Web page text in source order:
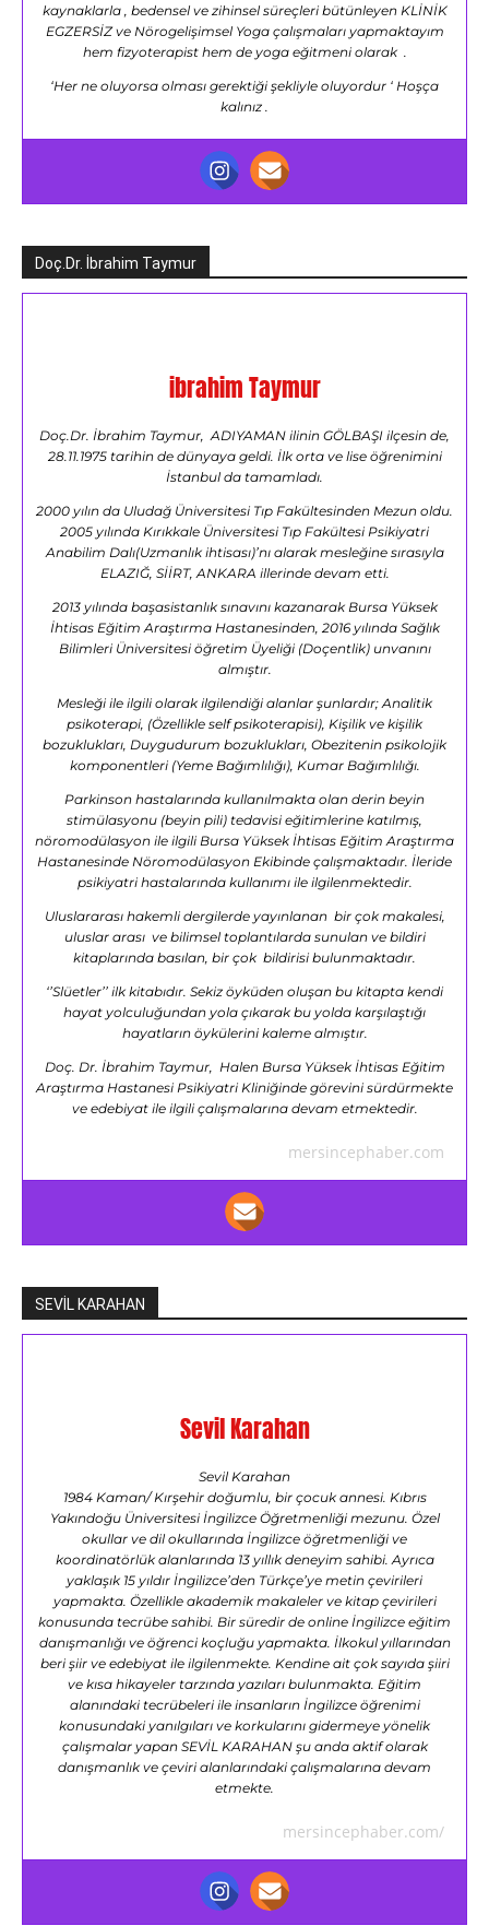
kaynaklarla , bedensel ve zihinsel süreçleri bütünleyen KLİNİK
EGZERSİZ ve Nörogelişimsel Yoga çalışmaları yapmaktayım
hem fizyoterapist hem de yoga eğitmeni olarak .
‘Her ne oluyorsa olması gerektiği şekliyle oluyordur ‘ Hoşça
kalınız .
Doç.Dr. İbrahim Taymur
ibrahim Taymur
Doç.Dr. İbrahim Taymur, ADIYAMAN ilinin GÖLBAŞI ilçesin de,
28.11.1975 tarihin de dünyaya geldi. İlk orta ve lise öğrenimini
İstanbul da tamamladı.
2000 yılın da Uludağ Üniversitesi Tıp Fakültesinden Mezun oldu.
2005 yılında Kırıkkale Üniversitesi Tıp Fakültesi Psikiyatri
Anabilim Dalı(Uzmanlık ihtisası)’nı alarak mesleğine sırasıyla
ELAZIĞ, SİİRT, ANKARA illerinde devam etti.
2013 yılında başasistanlık sınavını kazanarak Bursa Yüksek
İhtisas Eğitim Araştırma Hastanesinden, 2016 yılında Sağlık
Bilimleri Üniversitesi öğretim Üyeliği (Doçentlik) unvanını
almıştır.
Mesleği ile ilgili olarak ilgilendiği alanlar şunlardır; Analitik
psikoterapi, (Özellikle self psikoterapisi), Kişilik ve kişilik
bozuklukları, Duygudurum bozuklukları, Obezitenin psikolojik
komponentleri (Yeme Bağımlılığı), Kumar Bağımlılığı.
Parkinson hastalarında kullanılmakta olan derin beyin
stimülasyonu (beyin pili) tedavisi eğitimlerine katılmış,
nöromodülasyon ile ilgili Bursa Yüksek İhtisas Eğitim Araştırma
Hastanesinde Nöromodülasyon Ekibinde çalışmaktadır. İleride
psikiyatri hastalarında kullanımı ile ilgilenmektedir.
Uluslararası hakemli dergilerde yayınlanan bir çok makalesi,
uluslar arası ve bilimsel toplantılarda sunulan ve bildiri
kitaplarında basılan, bir çok bildirisi bulunmaktadır.
‘’Slüetler’’ ilk kitabıdır. Sekiz öyküden oluşan bu kitapta kendi
hayat yolculuğundan yola çıkarak bu yolda karşılaştığı
hayatların öykülerini kaleme almıştır.
Doç. Dr. İbrahim Taymur, Halen Bursa Yüksek İhtisas Eğitim
Araştırma Hastanesi Psikiyatri Kliniğinde görevini sürdürmekte
ve edebiyat ile ilgili çalışmalarına devam etmektedir.
mersincephaber.com
SEVİL KARAHAN
Sevil Karahan
Sevil Karahan
1984 Kaman/ Kırşehir doğumlu, bir çocuk annesi. Kıbrıs
Yakındoğu Üniversitesi İngilizce Öğretmenliği mezunu. Özel
okullar ve dil okullarında İngilizce öğretmenliği ve
koordinatörlük alanlarında 13 yıllık deneyim sahibi. Ayrıca
yaklaşık 15 yıldır İngilizce’den Türkçe’ye metin çevirileri
yapmakta. Özellikle akademik makaleler ve kitap çevirileri
konusunda tecrübe sahibi. Bir süredir de online İngilizce eğitim
danışmanlığı ve öğrenci koçluğu yapmakta. İlkokul yıllarından
beri şiir ve edebiyat ile ilgilenmekte. Kendine ait çok sayıda şiiri
ve kısa hikayeler tarzında yazıları bulunmakta. Eğitim
alanındaki tecrübeleri ile insanların İngilizce öğrenimi
konusundaki yanılgıları ve korkularını gidermeye yönelik
çalışmalar yapan SEVİL KARAHAN şu anda aktif olarak
danışmanlık ve çeviri alanlarındaki çalışmalarına devam
etmekte.
mersincephaber.com/